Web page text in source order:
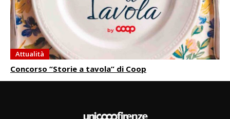
Attualità
Concorso “Storie a tavola” di Coop